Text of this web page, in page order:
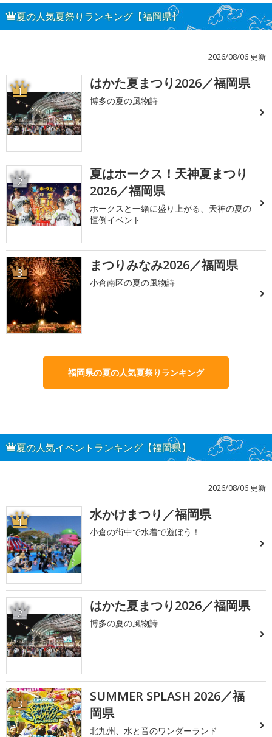
夏の人気夏祭りランキング【福岡県】
2026/08/06 更新
1 はかた夏まつり2026／福岡県
博多の夏の風物詩
2
夏はホークス！天神夏まつり
2026／福岡県
ホークスと一緒に盛り上がる、天神の夏の
恒例イベント
3 まつりみなみ2026／福岡県
小倉南区の夏の風物詩
福岡県の夏の人気夏祭りランキング
夏の人気イベントランキング【福岡県】
2026/08/06 更新
1 水かけまつり／福岡県
小倉の街中で水着で遊ぼう！
2 はかた夏まつり2026／福岡県
博多の夏の風物詩
3
SUMMER SPLASH 2026／福
岡県
北九州、水と音のワンダーランド